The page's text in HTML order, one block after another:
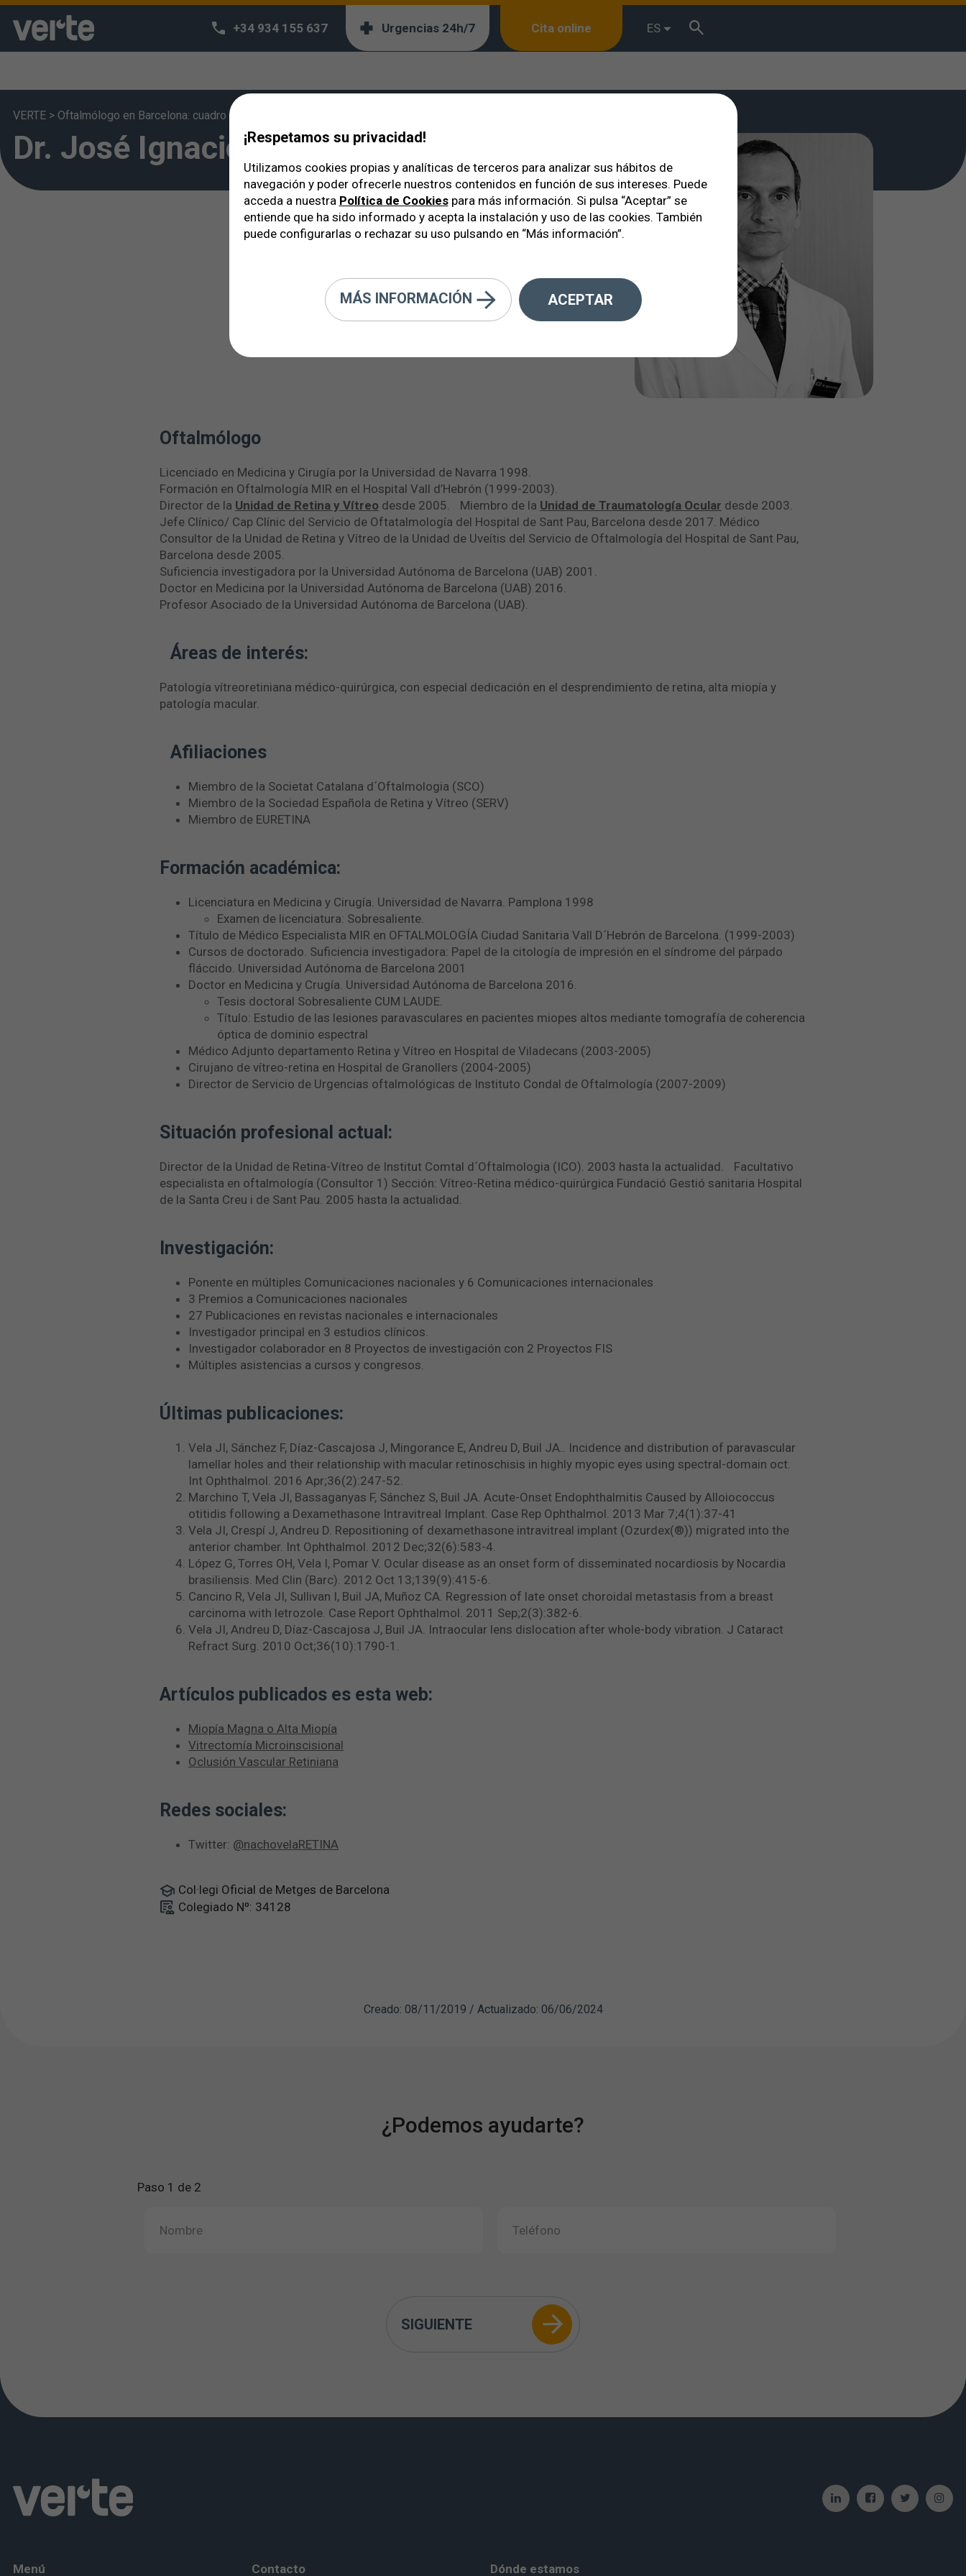
+34 934 155 637 Urgencias 24h/7 Cita online ES
VERTE > Oftalmólogo en Barcelona: cuadro médico
Dr. José Ignacio Vela
Oftalmólogo
Licenciado en Medicina y Cirugía por la Universidad de Navarra 1998.
Formación en Oftalmología MIR en el Hospital Vall d’Hebrón (1999-2003).
Director de la Unidad de Retina y Vítreo desde 2005. Miembro de la Unidad de Traumatología Ocular desde 2003.
Jefe Clínico/ Cap Clínic del Servicio de Oftatalmología del Hospital de Sant Pau, Barcelona desde 2017. Médico
Consultor de la Unidad de Retina y Vítreo de la Unidad de Uveítis del Servicio de Oftalmología del Hospital de Sant Pau,
Barcelona desde 2005.
Suficiencia investigadora por la Universidad Autónoma de Barcelona (UAB) 2001.
Doctor en Medicina por la Universidad Autónoma de Barcelona (UAB) 2016.
Profesor Asociado de la Universidad Autónoma de Barcelona (UAB).
Áreas de interés:
Patología vítreoretiniana médico-quirúrgica, con especial dedicación en el desprendimiento de retina, alta miopía y
patología macular.
Afiliaciones
Miembro de la Societat Catalana d´Oftalmologia (SCO)
Miembro de la Sociedad Española de Retina y Vítreo (SERV)
Miembro de EURETINA
Formación académica:
Licenciatura en Medicina y Cirugía. Universidad de Navarra. Pamplona 1998
Examen de licenciatura: Sobresaliente.
Título de Médico Especialista MIR en OFTALMOLOGÍA Ciudad Sanitaria Vall D´Hebrón de Barcelona. (1999-2003)
Cursos de doctorado. Suficiencia investigadora: Papel de la citología de impresión en el síndrome del párpado
fláccido. Universidad Autónoma de Barcelona 2001
Doctor en Medicina y Crugía. Universidad Autónoma de Barcelona 2016.
Tesis doctoral Sobresaliente CUM LAUDE.
Título: Estudio de las lesiones paravasculares en pacientes miopes altos mediante tomografía de coherencia
óptica de dominio espectral
Médico Adjunto departamento Retina y Vítreo en Hospital de Viladecans (2003-2005)
Cirujano de vítreo-retina en Hospital de Granollers (2004-2005)
Director de Servicio de Urgencias oftalmológicas de Instituto Condal de Oftalmología (2007-2009)
Situación profesional actual:
Director de la Unidad de Retina-Vítreo de Institut Comtal d´Oftalmologia (ICO). 2003 hasta la actualidad. Facultativo
especialista en oftalmología (Consultor 1) Sección: Vítreo-Retina médico-quirúrgica Fundació Gestió sanitaria Hospital
de la Santa Creu i de Sant Pau. 2005 hasta la actualidad.
Investigación:
Ponente en múltiples Comunicaciones nacionales y 6 Comunicaciones internacionales
3 Premios a Comunicaciones nacionales
27 Publicaciones en revistas nacionales e internacionales
Investigador principal en 3 estudios clínicos.
Investigador colaborador en 8 Proyectos de investigación con 2 Proyectos FIS
Múltiples asistencias a cursos y congresos.
Últimas publicaciones:
Vela JI, Sánchez F, Díaz-Cascajosa J, Mingorance E, Andreu D, Buil JA.. Incidence and distribution of paravascular
lamellar holes and their relationship with macular retinoschisis in highly myopic eyes using spectral-domain oct.
Int Ophthalmol. 2016 Apr;36(2):247-52.
Marchino T, Vela JI, Bassaganyas F, Sánchez S, Buil JA. Acute-Onset Endophthalmitis Caused by Alloiococcus
otitidis following a Dexamethasone Intravitreal Implant. Case Rep Ophthalmol. 2013 Mar 7;4(1):37-41
Vela JI, Crespí J, Andreu D. Repositioning of dexamethasone intravitreal implant (Ozurdex(®)) migrated into the
anterior chamber. Int Ophthalmol. 2012 Dec;32(6):583-4.
López G, Torres OH, Vela I, Pomar V. Ocular disease as an onset form of disseminated nocardiosis by Nocardia
brasiliensis. Med Clin (Barc). 2012 Oct 13;139(9):415-6.
Cancino R, Vela JI, Sullivan I, Buil JA, Muñoz CA. Regression of late onset choroidal metastasis from a breast
carcinoma with letrozole. Case Report Ophthalmol. 2011 Sep;2(3):382-6.
Vela JI, Andreu D, Díaz-Cascajosa J, Buil JA. Intraocular lens dislocation after whole-body vibration. J Cataract
Refract Surg. 2010 Oct;36(10):1790-1.
Artículos publicados es esta web:
Miopía Magna o Alta Miopía
Vitrectomía Microinscisional
Oclusión Vascular Retiniana
Redes sociales:
Twitter: @nachovelaRETINA
Col·legi Oficial de Metges de Barcelona
Colegiado Nº: 34128
Creado: 08/11/2019 / Actualizado: 06/06/2024
¿Podemos ayudarte?
Paso 1 de 2
SIGUIENTE
Menú Contacto Dónde estamos
¡Respetamos su privacidad!
Utilizamos cookies propias y analíticas de terceros para analizar sus hábitos de
navegación y poder ofrecerle nuestros contenidos en función de sus intereses. Puede
acceda a nuestra Política de Cookiespara más información. Si pulsa “Aceptar” se
entiende que ha sido informado y acepta la instalación y uso de las cookies. También
puede configurarlas o rechazar su uso pulsando en “Más información”.
MÁS INFORMACIÓN ACEPTAR